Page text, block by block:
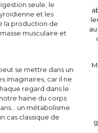
seule, le
et les
la production de
musculaire et
se mettre dans un
imaginaires, car il ne
regard dans le
haine du corps
un métabolisme
cas classique de